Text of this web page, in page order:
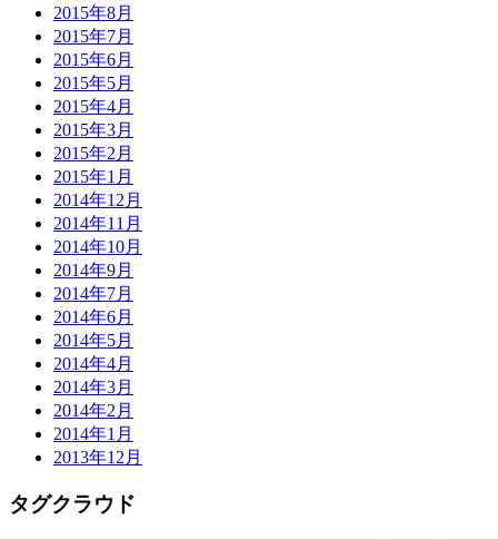
2015年8月
2015年7月
2015年6月
2015年5月
2015年4月
2015年3月
2015年2月
2015年1月
2014年12月
2014年11月
2014年10月
2014年9月
2014年7月
2014年6月
2014年5月
2014年4月
2014年3月
2014年2月
2014年1月
2013年12月
タグクラウド